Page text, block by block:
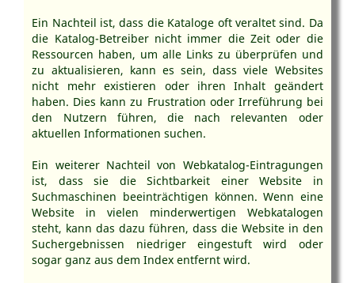
Ein Nachteil ist, dass die Kataloge oft veraltet sind. Da
die Katalog-Betreiber nicht immer die Zeit oder die
Ressourcen haben, um alle Links zu überprüfen und
zu aktualisieren, kann es sein, dass viele Websites
nicht mehr existieren oder ihren Inhalt geändert
haben. Dies kann zu Frustration oder Irreführung bei
den Nutzern führen, die nach relevanten oder
aktuellen Informationen suchen.
Ein weiterer Nachteil von Webkatalog-Eintragungen
ist, dass sie die Sichtbarkeit einer Website in
Suchmaschinen beeinträchtigen können. Wenn eine
Website in vielen minderwertigen Webkatalogen
steht, kann das dazu führen, dass die Website in den
Suchergebnissen niedriger eingestuft wird oder
sogar ganz aus dem Index entfernt wird.